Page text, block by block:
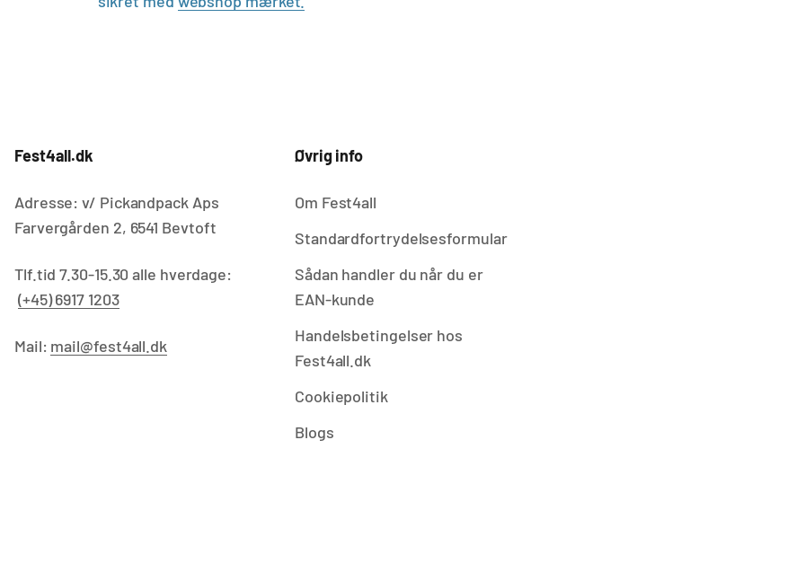
Fest4all.dk
Adresse: v/ Pickandpack Aps
Farvergården 2, 6541 Bevtoft
Tlf.tid 7.30-15.30 alle hverdage:
(+45) 6917 1203
Mail: mail@fest4all.dk
Øvrig info
Om Fest4all
Standardfortrydelsesformular
Sådan handler du når du er
EAN-kunde
Handelsbetingelser hos
Fest4all.dk
Cookiepolitik
Blogs